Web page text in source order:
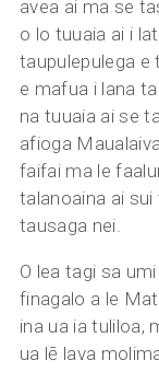
avea ai ma se
o lo tuuaia ai i
taupulepulega e
e mafua i lana
na tuuaia ai se
afioga
faifai ma le
talanoaina ai
tausaga nei.
O lea tagi sa
finagalo a le
ina ua ia tuliloa,
ua lē lava